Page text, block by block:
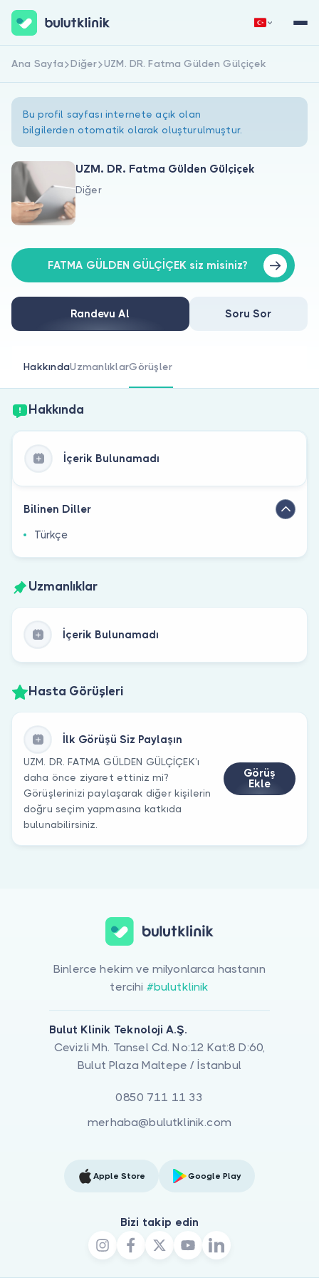
Hakkımızda
Doktorlar için
Doktor musunuz?
Hemen Kaydol Giriş Yap
Ana Sayfa Diğer UZM. DR. Fatma Gülden Gülçiçek
Bu profil sayfası internete açık olan
bilgilerden otomatik olarak oluşturulmuştur.
UZM. DR. Fatma Gülden Gülçiçek
Diğer
FATMA GÜLDEN GÜLÇİÇEK siz misiniz?
Randevu Al Soru Sor
HakkındaUzmanlıklarGörüşler
Hakkında
İçerik Bulunamadı
Bilinen Diller
Türkçe
Uzmanlıklar
İçerik Bulunamadı
Hasta Görüşleri
İlk Görüşü Siz Paylaşın
UZM. DR. FATMA GÜLDEN GÜLÇİÇEK’ı
daha önce ziyaret ettiniz mi?
Görüşlerinizi paylaşarak diğer kişilerin
doğru seçim yapmasına katkıda
bulunabilirsiniz.
Görüş
Ekle
Binlerce hekim ve milyonlarca hastanın
tercihi #bulutklinik
Bulut Klinik Teknoloji A.Ş.
Cevizli Mh. Tansel Cd. No:12 Kat:8 D:60,
Bulut Plaza Maltepe / İstanbul
0850 711 11 33
merhaba@bulutklinik.com
Apple Store Google Play
Bizi takip edin